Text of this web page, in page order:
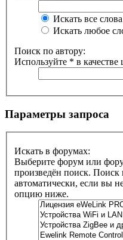
Искать все слова
Искать любое
Поиск по автору:
Используйте * в качестве
Параметры запроса
Искать в форумах:
Выберите форум или
произведён поиск. Поиск
автоматически, если вы
опцию ниже.